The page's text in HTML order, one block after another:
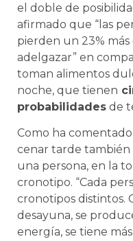
el doble de
afirmado que “las
pierden un 23%
adelgazar” en
toman alimentos
noche, que tienen
probabilidades de
Como ha
cenar tarde también
una persona, en la
cronotipo. “Cada
cronotipos distintos.
desayuna, se
energía, se tiene